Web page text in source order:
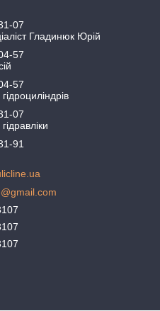
07
Гладинюк Юрій
57
57
07
91